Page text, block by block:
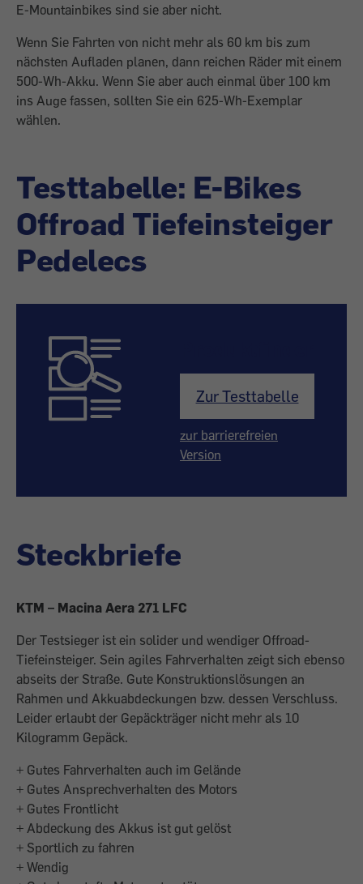
E-Mountainbikes sind sie aber nicht.
Wenn Sie Fahrten von nicht mehr als 60 km bis zum
nächsten Aufladen planen, dann reichen Räder mit einem
500-Wh-Akku. Wenn Sie aber auch einmal über 100 km
ins Auge fassen, sollten Sie ein 625-Wh-Exem­plar
wählen.
Testtabelle: E-Bikes
Offroad Tiefeinsteiger
Pedelecs
Zur Testtabelle
zur barrierefreien
Version
Steckbriefe
KTM – Macina Aera 271 LFC
Der Testsieger ist ein solider und wendiger Offroad-
Tiefeinsteiger. Sein agiles Fahrverhalten zeigt sich ebenso
abseits der Straße. Gute Konstruktionslösungen an
Rahmen und Akkuabdeckungen bzw. dessen Verschluss.
Leider erlaubt der Gepäckträger nicht mehr als 10
Kilogramm Gepäck.
+ Gutes Fahrverhalten auch im Gelände
+ Gutes Ansprechverhalten des Motors
+ Gutes Frontlicht
+ Abdeckung des Akkus ist gut gelöst
+ Sportlich zu fahren
+ Wendig